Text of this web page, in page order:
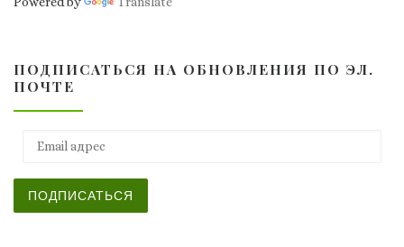
ПОДПИСАТЬСЯ НА ОБНОВЛЕНИЯ ПО ЭЛ.
ПОЧТЕ
ПОДПИСАТЬСЯ